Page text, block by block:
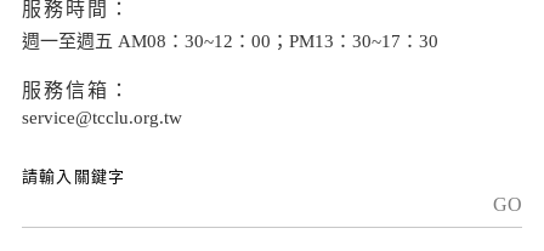
服務時間：
週一至週五 AM08：30~12：00；PM13：30~17：30
服務信箱：
service@tcclu.org.tw
GO